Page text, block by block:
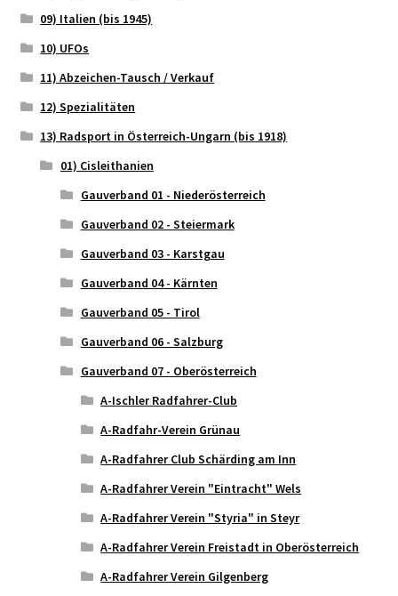
09) Italien (bis 1945)
10) UFOs
11) Abzeichen-Tausch / Verkauf
12) Spezialitäten
13) Radsport in Österreich-Ungarn (bis 1918)
01) Cisleithanien
Gauverband 01 - Niederösterreich
Gauverband 02 - Steiermark
Gauverband 03 - Karstgau
Gauverband 04 - Kärnten
Gauverband 05 - Tirol
Gauverband 06 - Salzburg
Gauverband 07 - Oberösterreich
A-Ischler Radfahrer-Club
A-Radfahr-Verein Grünau
A-Radfahrer Club Schärding am Inn
A-Radfahrer Verein "Eintracht" Wels
A-Radfahrer Verein "Styria" in Steyr
A-Radfahrer Verein Freistadt in Oberösterreich
A-Radfahrer Verein Gilgenberg